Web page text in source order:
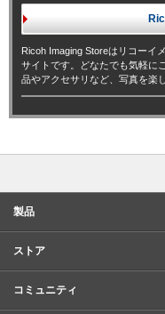
Ricoh Imaging Storeはリコーイ
サイトです。どなたでも気軽に
品やアクセサリなど、写真を楽
製品
ストア
コミュニティ